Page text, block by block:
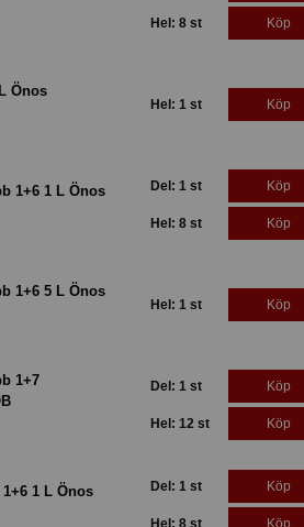
Hel: 8 st Köp
Önos
Hel: 1 st Köp
1+6 1 L Önos Del: 1 st Köp
Hel: 8 st Köp
1+6 5 L Önos
Hel: 1 st Köp
1+7
Del: 1 st Köp
Hel: 12 st Köp
1 L Önos Del: 1 st Köp